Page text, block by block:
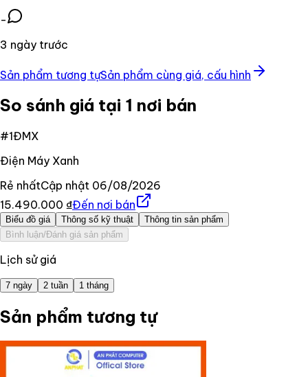
-
3 ngày trước
Sản phẩm tương tựSản phẩm cùng giá, cấu hình
So sánh giá tại 1 nơi bán
#1ĐMX
Điện Máy Xanh
Rẻ nhấtCập nhật 06/08/2026
15.490.000 ₫Đến nơi bán
Biểu đồ giá Thông số kỹ thuật
Thông tin sản phẩm
Bình luận/Đánh giá sản phẩm
Lịch sử giá
7 ngày 2 tuần 1 tháng
Sản phẩm tương tự